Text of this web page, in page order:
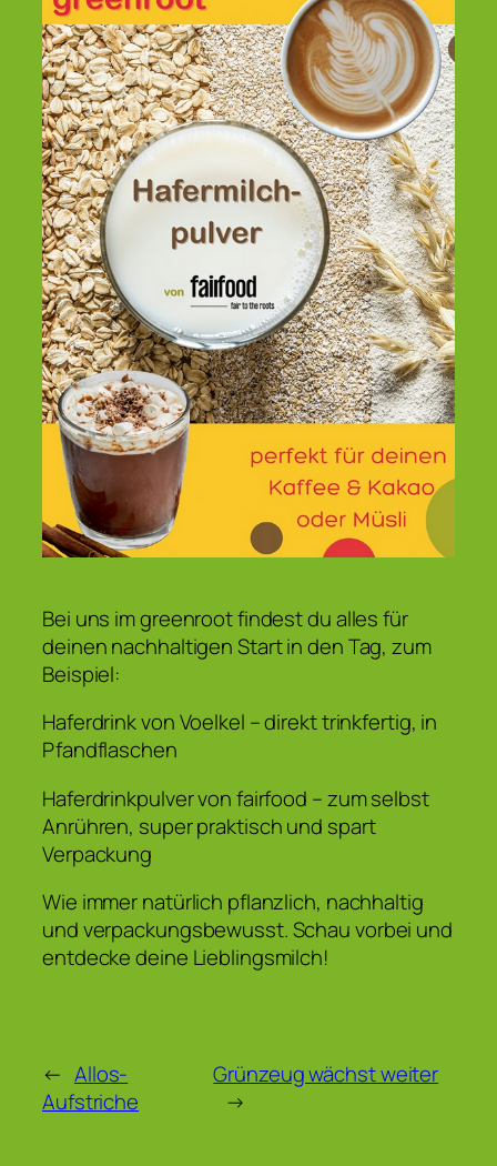
Bei uns im greenroot findest du alles für
deinen nachhaltigen Start in den Tag, zum
Beispiel:
Haferdrink von Voelkel – direkt trinkfertig, in
Pfandflaschen
Haferdrinkpulver von fairfood – zum selbst
Anrühren, super praktisch und spart
Verpackung
Wie immer natürlich pflanzlich, nachhaltig
und verpackungsbewusst. Schau vorbei und
entdecke deine Lieblingsmilch!
← Allos-
Aufstriche
Grünzeug wächst weiter
→